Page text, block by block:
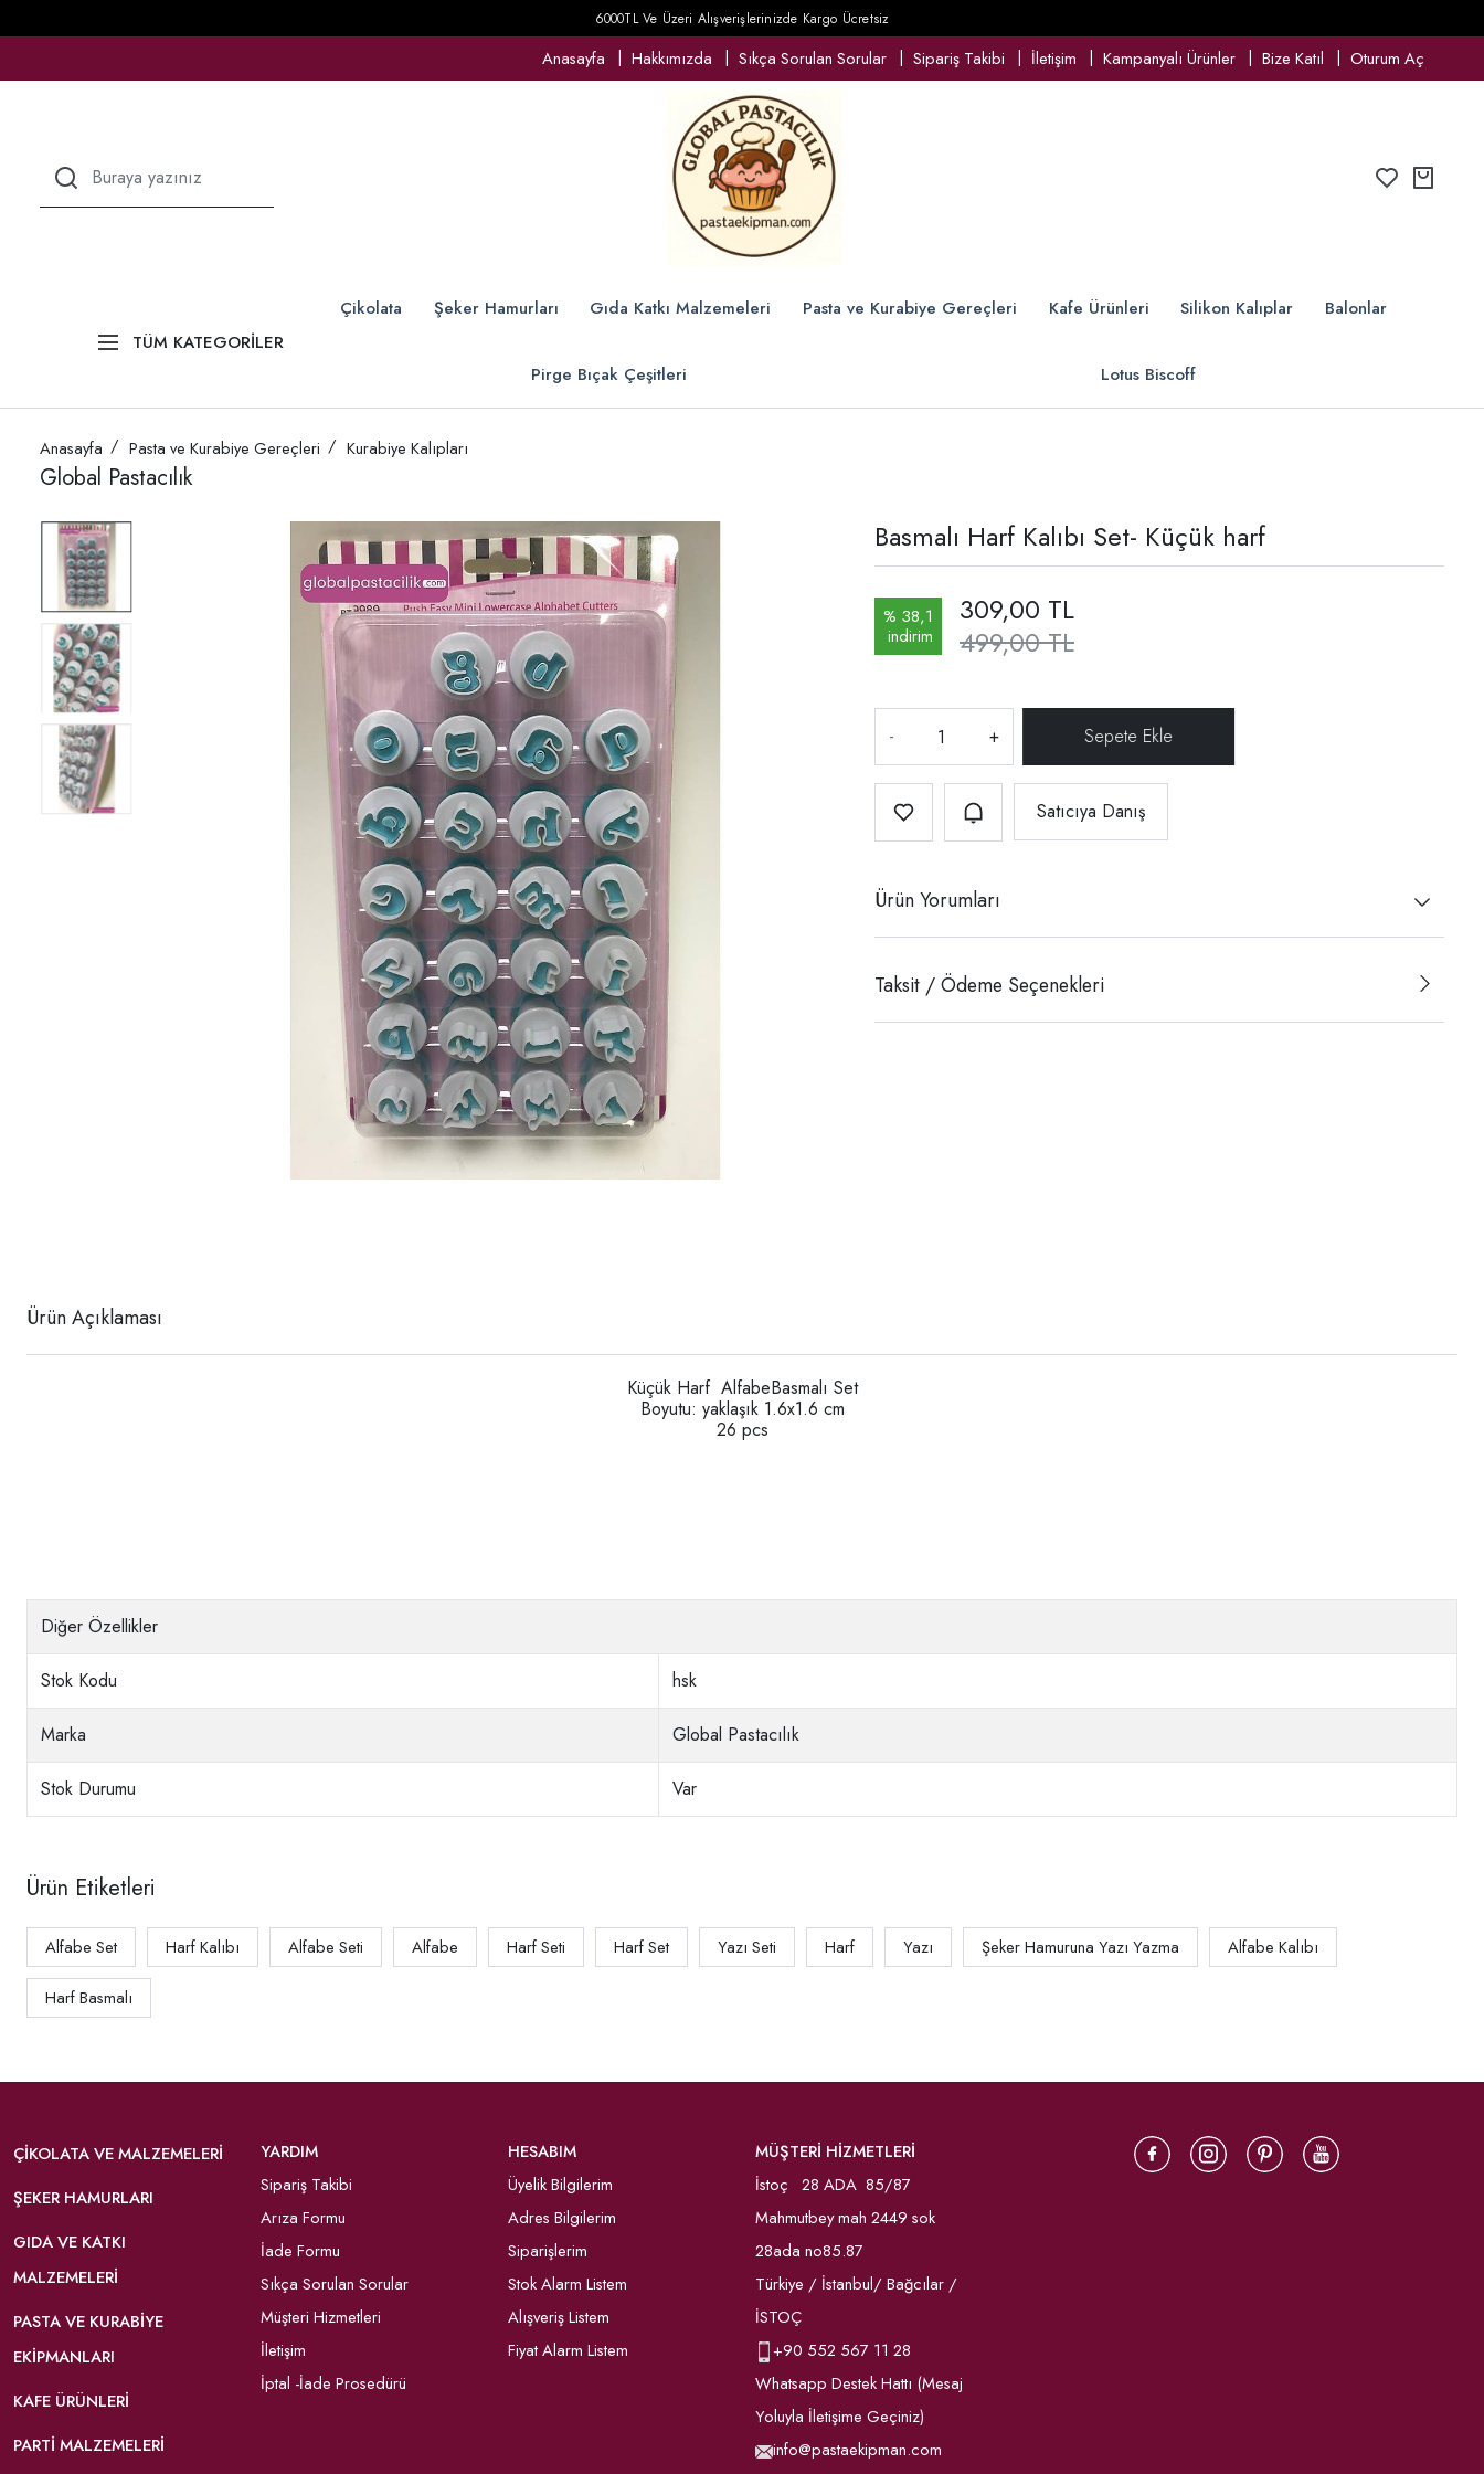
6000TL Ve Üzeri Alışverişlerinizde Kargo Ücretsiz
Anasayfa Hakkımızda Sıkça Sorulan Sorular Sipariş Takibi İletişim Kampanyalı Ürünler Bize Katıl Oturum Aç
TÜM KATEGORİLER
Çikolata Şeker Hamurları Gıda Katkı Malzemeleri Pasta ve Kurabiye Gereçleri Kafe Ürünleri Silikon Kalıplar Balonlar
Pirge Bıçak Çeşitleri Lotus Biscoff
Anasayfa Pasta ve Kurabiye Gereçleri Kurabiye Kalıpları
Global Pastacılık
Basmalı Harf Kalıbı Set- Küçük harf
% 38,1
indirim
499,00 TL
309,00 TL
- +
Satıcıya Danış
Ürün Yorumları
Taksit / Ödeme Seçenekleri
Ürün Açıklaması
Küçük Harf AlfabeBasmalı Set
Boyutu: yaklaşık 1.6x1.6 cm
26 pcs
Diğer Özellikler
Stok Kodu hsk
Marka Global Pastacılık
Stok Durumu Var
Ürün Etiketleri
Alfabe Set Harf Kalıbı Alfabe Seti Alfabe Harf Seti Harf Set Yazı Seti Harf Yazı Şeker Hamuruna Yazı Yazma Alfabe Kalıbı
Harf Basmalı
ÇIKOLATA VE MALZEMELERI
ŞEKER HAMURLARI
GIDA VE KATKI
MALZEMELERI
PASTA VE KURABIYE
EKIPMANLARI
KAFE ÜRÜNLERI
PARTI MALZEMELERI
YARDIM
Sipariş Takibi
Arıza Formu
İade Formu
Sıkça Sorulan Sorular
Müşteri Hizmetleri
İletişim
İptal -İade Prosedürü
HESABIM
Üyelik Bilgilerim
Adres Bilgilerim
Siparişlerim
Stok Alarm Listem
Alışveriş Listem
Fiyat Alarm Listem
MÜŞTERİ HİZMETLERİ
İstoç 28 ADA 85/87
Mahmutbey mah 2449 sok
28ada no85.87
Türkiye / İstanbul/ Bağcılar /
İSTOÇ
+90 552 567 11 28
Whatsapp Destek Hattı (Mesaj
Yoluyla İletişime Geçiniz)
info@pastaekipman.com